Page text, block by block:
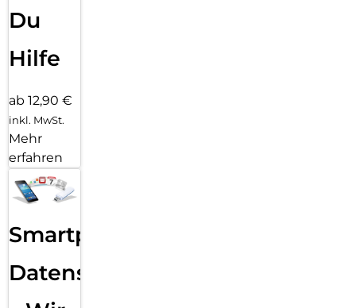
Du
Hilfe
ab 12,90 €
inkl. MwSt.
Mehr
erfahren
Smartphone
Datensicherung